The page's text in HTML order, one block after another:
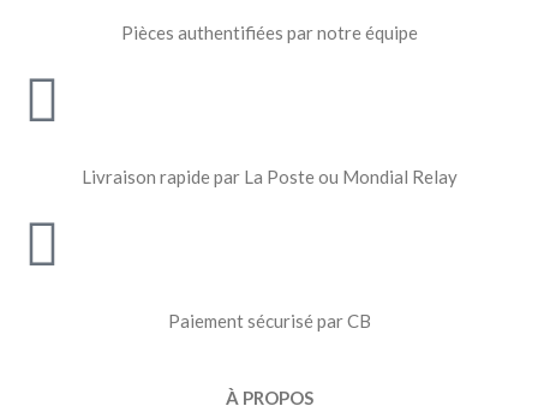
Pièces authentifiées par notre équipe
Livraison rapide par La Poste ou Mondial Relay
Paiement sécurisé par CB
À PROPOS